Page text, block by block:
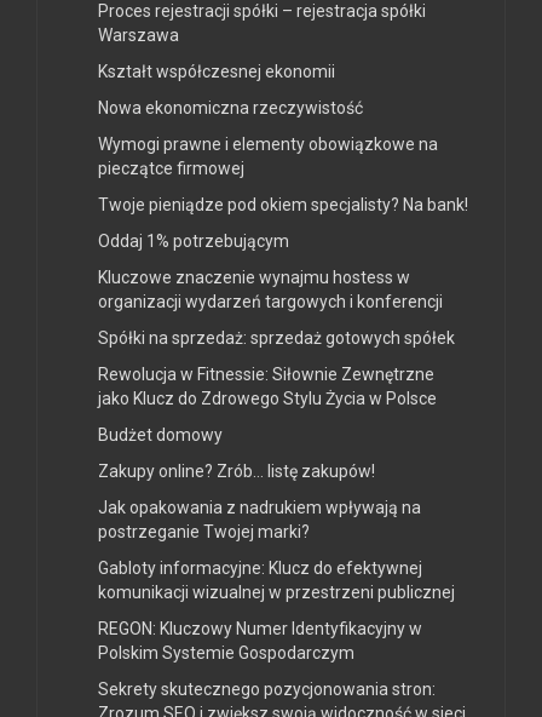
Proces rejestracji spółki – rejestracja spółki
Warszawa
Kształt współczesnej ekonomii
Nowa ekonomiczna rzeczywistość
Wymogi prawne i elementy obowiązkowe na
pieczątce firmowej
Twoje pieniądze pod okiem specjalisty? Na bank!
Oddaj 1% potrzebującym
Kluczowe znaczenie wynajmu hostess w
organizacji wydarzeń targowych i konferencji
Spółki na sprzedaż: sprzedaż gotowych spółek
Rewolucja w Fitnessie: Siłownie Zewnętrzne
jako Klucz do Zdrowego Stylu Życia w Polsce
Budżet domowy
Zakupy online? Zrób… listę zakupów!
Jak opakowania z nadrukiem wpływają na
postrzeganie Twojej marki?
Gabloty informacyjne: Klucz do efektywnej
komunikacji wizualnej w przestrzeni publicznej
REGON: Kluczowy Numer Identyfikacyjny w
Polskim Systemie Gospodarczym
Sekrety skutecznego pozycjonowania stron: